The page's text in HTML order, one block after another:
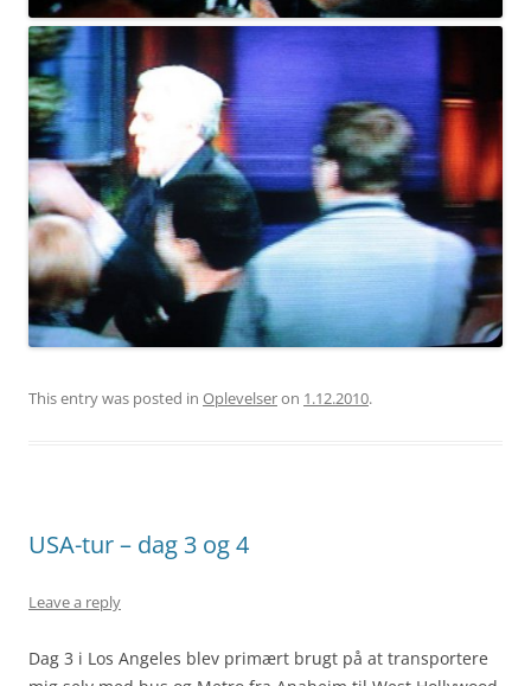
This entry was posted in Oplevelseron 1.12.2010.
USA-tur – dag 3 og 4
Leave a reply
Dag 3 i Los Angeles blev primært brugt på at transportere